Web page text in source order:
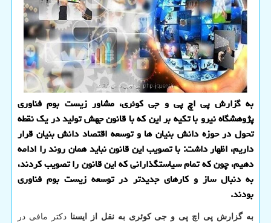
به گزارش پی اچ پی و جی کوئری، مشاور زیست بوم فناوری
پژوهشگاه نیرو با تکیه بر این که با قانون جهش تولید در یک نقطه
تحول در حوزه دانش بنیان ها و توسعه اقتصاد دانش بنیان قرار
داریم، اظهار داشت: با تصویب این قانون نباید همان روند را ادامه
دهیم، چون که تمام سیاستگذارانی که این قانون را تصویب کردند،
به دنبال ساز و کارهای جدیدتر در توسعه زیست بوم فناوری
بودند.
به گزارش پی اچ پی و جی کوئری به نقل از ایسنا دکتر مافی در